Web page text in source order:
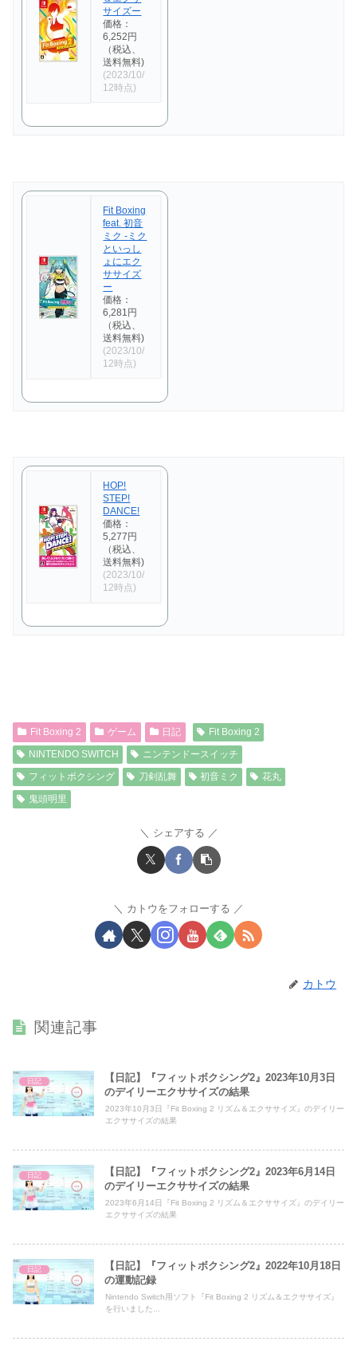
サイズー
価格：
6,252円
（税込、
送料無料)
(2023/10/
12時点)
Fit Boxing
feat. 初音
ミク -ミク
といっし
ょにエク
ササイズ
ー
価格：
6,281円
（税込、
送料無料)
(2023/10/
12時点)
HOP!
STEP!
DANCE!
価格：
5,277円
（税込、
送料無料)
(2023/10/
12時点)
Fit Boxing 2 ゲーム 日記
Fit Boxing 2
NINTENDO SWITCH
ニンテンドースイッチ
フィットボクシング
刀剣乱舞 初音ミク
花丸
鬼頭明里
シェアする
カトウをフォローする
カトウ
関連記事
日記
【日記】『フィットボクシング2』2023年10月3日
のデイリーエクササイズの結果
2023年10月3日『Fit Boxing 2 リズム＆エクササイズ』のデイリー
エクササイズの結果
日記
【日記】『フィットボクシング2』2023年6月14日
のデイリーエクササイズの結果
2023年6月14日『Fit Boxing 2 リズム＆エクササイズ』のデイリー
エクササイズの結果
日記
【日記】『フィットボクシング2』2022年10月18日
の運動記録
Nintendo Switch用ソフト『Fit Boxing 2 リズム＆エクササイズ』
を行いました...